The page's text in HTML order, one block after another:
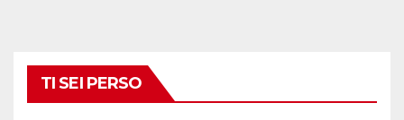
TI SEI PERSO